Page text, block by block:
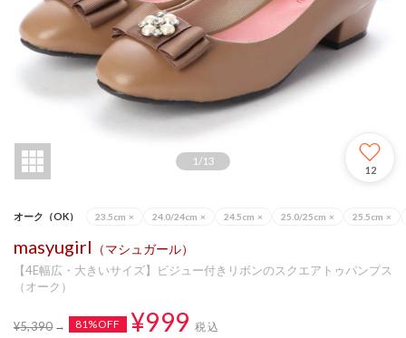
1 /13
12
オーク（OK） 23.5cm × 24.0/24cm × 24.5cm × 25.0/25cm × 25.5cm ×
masyugirl （マシュガール）
【4E幅広・大きいサイズ】ビジュー付きリボンのスクエアトゥパンプス
（オーク）
¥5,390 81%OFF ¥999 税込